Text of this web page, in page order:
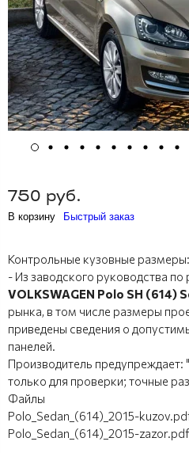
750 руб.
В корзину Быстрый заказ
Контрольные кузовные размеры:
- Из заводского руководства по
VOLKSWAGEN Polo SH (614)
рынка, в том числе размеры
приведены сведения о
панелей.
Производитель
только для проверки; точные
Файлы
Polo_Sedan_(614)_2015-
Polo_Sedan_(614)_2015-zazor.pdf